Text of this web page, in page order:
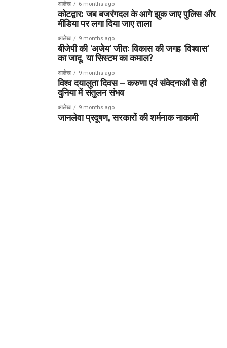
आलेख 6 months ago
कोटद्वार: जब बजरंगदल के आगे झुक जाए पुलिस और
मीडिया पर लगा दिया जाए ताला
आलेख 9 months ago
बीजेपी की ‘अजेय’ जीत: विकास की जगह ‘विश्वास’
का जादू, या सिस्टम का कमाल?
आलेख 9 months ago
विश्व दयालुता दिवस – करुणा एवं संवेदनाओं से ही
दुनिया में संतुलन संभव
आलेख 9 months ago
जानलेवा प्रदूषण, सरकारों की शर्मनाक नाकामी